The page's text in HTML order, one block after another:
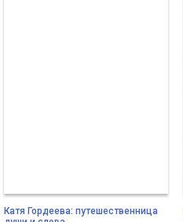
Катя Гордеева: путешественница